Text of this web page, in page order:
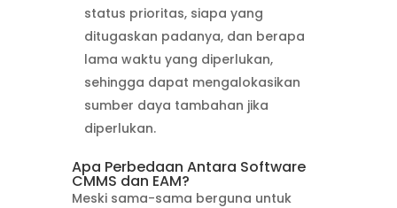
status prioritas, siapa yang
ditugaskan padanya, dan berapa
lama waktu yang diperlukan,
sehingga dapat mengalokasikan
sumber daya tambahan jika
diperlukan.
Apa Perbedaan Antara Software
CMMS dan EAM?
Meski sama-sama berguna untuk